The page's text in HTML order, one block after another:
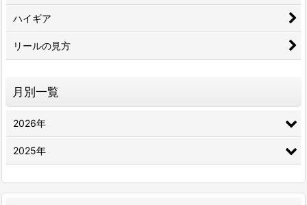
ハイギア
リールの見方
月別一覧
2026年
2025年